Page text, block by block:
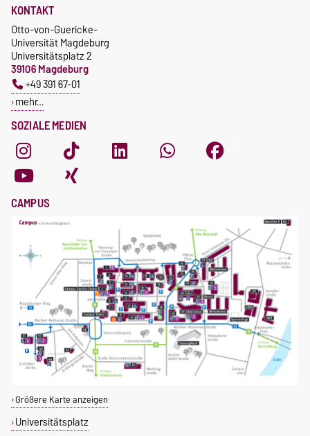
SOZIALE MEDIEN
KONTAKT
Otto-von-Guericke-
Universität Magdeburg
Universitätsplatz 2
39106 Magdeburg
+49 391 67-01
mehr…
CAMPUS
Größere Karte anzeigen
Universitätsplatz